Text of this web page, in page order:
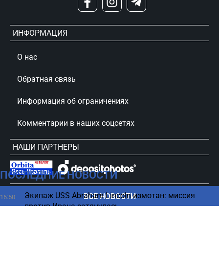
ПОСЛЕДНИЕ НОВОСТИ
16:50
Экипаж USS Abraham Lincoln измотан: миссия
против Ирана затянулась
ВСЕ НОВОСТИ
ИНФОРМАЦИЯ
О нас
Обратная связь
Информация об ограничениях
Комментарии в наших соцсетях
НАШИ ПАРТНЕРЫ
сursorinfo.co.il © Все права защищены